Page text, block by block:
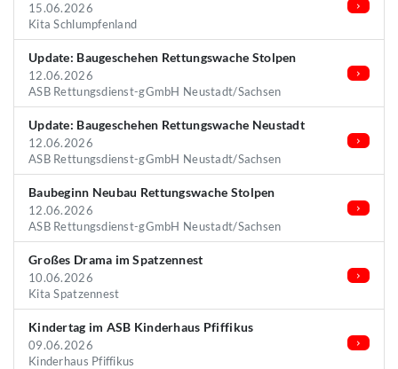
15.06.2026
Kita Schlumpfenland
Update: Baugeschehen Rettungswache Stolpen
12.06.2026
ASB Rettungsdienst-gGmbH Neustadt/Sachsen
Update: Baugeschehen Rettungswache Neustadt
12.06.2026
ASB Rettungsdienst-gGmbH Neustadt/Sachsen
Baubeginn Neubau Rettungswache Stolpen
12.06.2026
ASB Rettungsdienst-gGmbH Neustadt/Sachsen
Großes Drama im Spatzennest
10.06.2026
Kita Spatzennest
Kindertag im ASB Kinderhaus Pfiffikus
09.06.2026
Kinderhaus Pfiffikus